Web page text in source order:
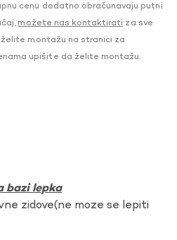
cenu dodatno obračunavaju putni
možete nas kontaktirati za sve
montažu na stranici za
upišite da želite montažu.
bazi lepka
zidove(ne moze se lepiti